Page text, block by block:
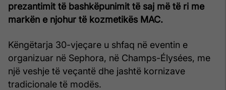
prezantimit të bashkëpunimit të saj më të ri me
markën e njohur të kozmetikës MAC.
Këngëtarja 30-vjeçare u shfaq në eventin e
organizuar në Sephora, në Champs-Élysées, me
një veshje të veçantë dhe jashtë kornizave
tradicionale të modës.